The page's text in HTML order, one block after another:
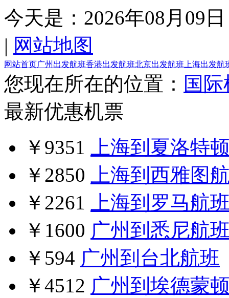
今天是： 2026年08月09日
| 网站地图
网站首页广州出发航班香港出发航班北京出发航班 上海出发航
您现在所在的位置： 国
最新优惠机票
￥9351
上海到夏洛特
￥2850
上海到西雅图
￥2261
上海到罗马航
￥1600 广州到悉尼航
￥594 广州到台北航班
￥4512 广州到埃德蒙